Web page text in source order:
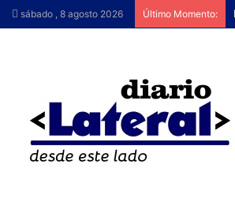
sábado , 8 agosto 2026 Último Momento: